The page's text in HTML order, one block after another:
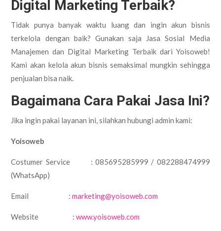
Digital Marketing Terbaik?
Tidak punya banyak waktu luang dan ingin akun bisnis
terkelola dengan baik? Gunakan saja Jasa Sosial Media
Manajemen dan Digital Marketing Terbaik dari Yoisoweb!
Kami akan kelola akun bisnis semaksimal mungkin sehingga
penjualan bisa naik.
Bagaimana Cara Pakai Jasa Ini?
Jika ingin pakai layanan ini, silahkan hubungi admin kami:
Yoisoweb
Costumer Service : 085695285999 / 082288474999
(WhatsApp)
Email :marketing@yoisoweb.com
Website :www.yoisoweb.com